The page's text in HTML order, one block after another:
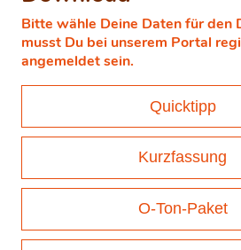
Bitte wähle Deine Daten für den
musst Du bei unserem Portal
angemeldet sein.
Quicktipp
Kurzfassung
O-Ton-Paket